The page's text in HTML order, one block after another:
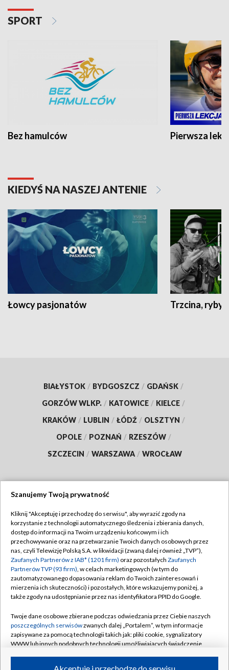
SPORT
Bez hamulców Pierwsza
KIEDYŚ NA NASZEJ ANTENIE
Łowcy pasjonatów Trzcina, ryby
BIAŁYSTOK / BYDGOSZCZ / GDAŃSK /
GORZÓW WLKP. / KATOWICE / KIELCE /
KRAKÓW / LUBLIN / ŁÓDŹ / OLSZTYN /
OPOLE / POZNAŃ / RZESZÓW /
SZCZECIN / WARSZAWA / WROCŁAW
TVP
Abonament TVP
Emisja w TVP
Centrum informacji TVP
Naziemna Telewizja Cyfrowa
Rada Programowa
System NOS
Informacje o nadawcy
Regulamin TVP
Polityka prywatności
Moje zgody
Pomoc
Kontakt
Kanały
Szanujemy Twoją prywatność
Kliknij "Akceptuję i przechodzę do serwisu", aby wyrazić zgody na
korzystanie z technologii automatycznego śledzenia i zbierania danych,
dostęp do informacji na Twoim urządzeniu końcowym i ich
przechowywanie oraz na przetwarzanie Twoich danych osobowych przez
nas, czyli Telewizję Polską S.A. w likwidacji (zwaną dalej również „TVP”),
Zaufanych Partnerów z IAB* (1201 firm) oraz pozostałych Zaufanych
Partnerów TVP (93 firm), w celach marketingowych (w tym do
zautomatyzowanego dopasowania reklam do Twoich zainteresowań i
mierzenia ich skuteczności) i pozostałych, które wskazujemy poniżej, a
także zgody na udostępnianie przez nas identyfikatora PPID do Google.
Twoje dane osobowe zbierane podczas odwiedzania przez Ciebie naszych
poszczególnych serwisówzwanych dalej „Portalem”, w tym informacje
zapisywane za pomocą technologii takich jak: pliki cookie, sygnalizatory
WWW lub innych podobnych technologii umożliwiających świadczenie